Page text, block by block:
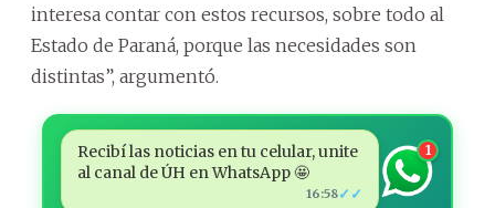
interesa contar con estos recursos, sobre todo al
Estado de Paraná, porque las necesidades son
distintas”, argumentó.
Recibí las noticias en tu celular, unite
al canal de ÚH en WhatsApp 🤩
16:58✓✓
1